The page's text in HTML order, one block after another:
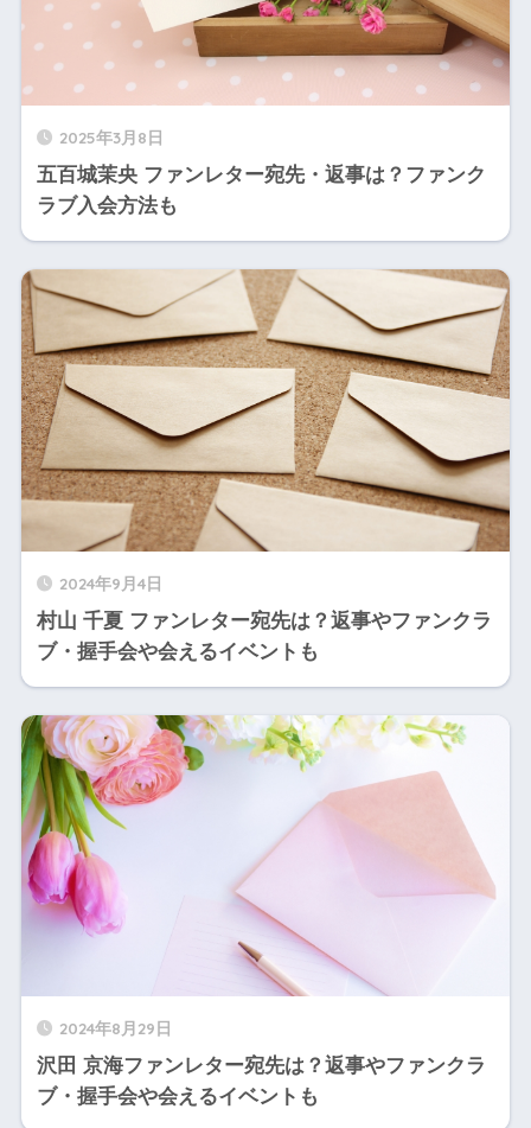
2025年3月8日
五百城茉央 ファンレター宛先・返事は？ファンク
ラブ入会方法も
2024年9月4日
村山 千夏 ファンレター宛先は？返事やファンクラ
ブ・握手会や会えるイベントも
2024年8月29日
沢田 京海ファンレター宛先は？返事やファンクラ
ブ・握手会や会えるイベントも